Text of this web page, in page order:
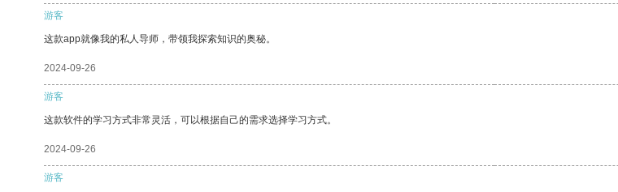
游客
这款app就像我的私人导师，带领我探索知识的奥秘。
2024-09-26
游客
这款软件的学习方式非常灵活，可以根据自己的需求选择学习方式。
2024-09-26
游客